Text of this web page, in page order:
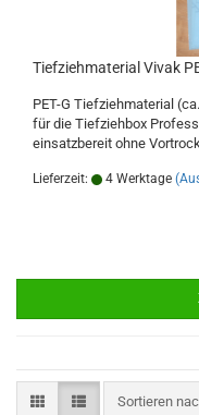
Tiefziehmaterial Vivak
PET-G Tiefziehmaterial
für die Tiefziehbox
einsatzbereit ohne
Lieferzeit: 4 Werktage
Sortieren
Sortieren